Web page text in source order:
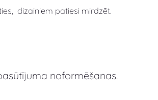
dizainiem patiesi mirdzēt.
noformēšanas.